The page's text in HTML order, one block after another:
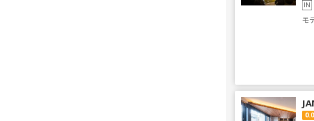
IN
モ
0.0